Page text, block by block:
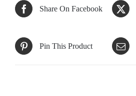
Share On Facebook
Pin This Product